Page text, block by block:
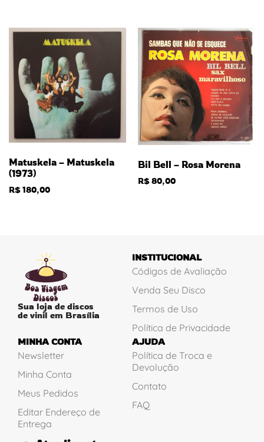
Matuskela – Matuskela
(1973)
R$180,00
Bil Bell – Rosa Morena
R$80,00
Sua loja de discos
de vinil em Brasília
INSTITUCIONAL
Códigos de Avaliação
Venda Seu Disco
Termos de Uso
Política de Privacidade
MINHA CONTA
Newsletter
Minha Conta
Meus Pedidos
Editar Endereço de
Entrega
AJUDA
Política de Troca e
Devolução
Contato
FAQ